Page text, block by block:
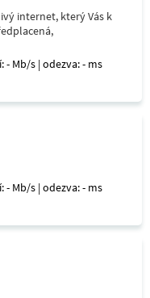
internet, který Vás k
- Mb/s | odezva: - ms
- Mb/s | odezva: - ms